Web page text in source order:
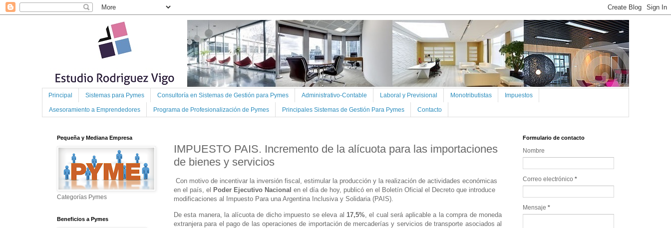
Principal Sistemas para Pymes Consultoría en Sistemas de Gestión para Pymes Administrativo-Contable Laboral y Previsional Monotributistas Impuestos
Asesoramiento a Emprendedores Programa de Profesionalización de Pymes Principales Sistemas de Gestión Para Pymes Contacto
IMPUESTO PAIS. Incremento de la alícuota para las importaciones
de bienes y servicios
Con motivo de incentivar la inversión fiscal, estimular la producción y la realización de actividades económicas
en el país, el Poder Ejecutivo Nacional en el día de hoy, publicó en el Boletín Oficial el Decreto que introduce
modificaciones al Impuesto Para una Argentina Inclusiva y Solidaria (PAIS).
De esta manera, la alícuota de dicho impuesto se eleva al 17,5%, el cual será aplicable a la compra de moneda
extranjera para el pago de las operaciones de importación de mercaderías y servicios de transporte asociados al
Pequeña y Mediana Empresa
Categorías Pymes
Beneficios a Pymes
Formulario de contacto
Nombre
Correo electrónico *
Mensaje *